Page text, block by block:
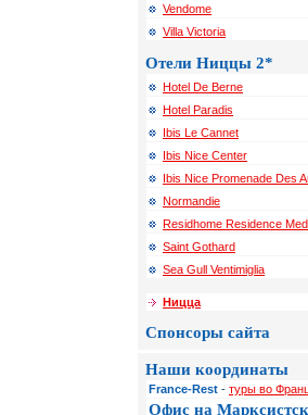
Vendome
Villa Victoria
Отели Ниццы 2*
Hotel De Berne
Hotel Paradis
Ibis Le Cannet
Ibis Nice Center
Ibis Nice Promenade Des
Normandie
Residhome Residence
Saint Gothard
Sea Gull Ventimiglia
Ницца
Спонсоры сайта
Наши координаты
France-Rest - туры во
Офис на